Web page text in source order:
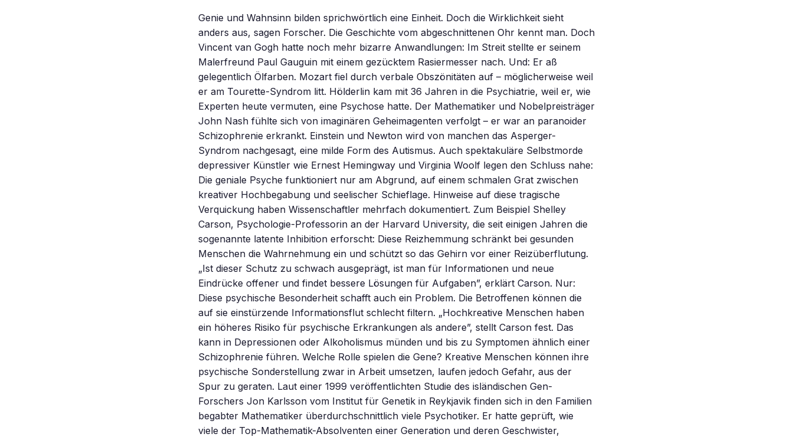
Genie und Wahnsinn bilden sprichwörtlich eine Einheit. Doch die Wirklichkeit sieht
anders aus, sagen Forscher. Die Geschichte vom abgeschnittenen Ohr kennt man. Doch
Vincent van Gogh hatte noch mehr bizarre Anwandlungen: Im Streit stellte er seinem
Malerfreund Paul Gauguin mit einem gezücktem Rasiermesser nach. Und: Er aß
gelegentlich Ölfarben. Mozart fiel durch verbale Obszönitäten auf – möglicherweise weil
er am Tourette-Syndrom litt. Hölderlin kam mit 36 Jahren in die Psychiatrie, weil er, wie
Experten heute vermuten, eine Psychose hatte. Der Mathematiker und Nobelpreisträger
John Nash fühlte sich von imaginären Geheimagenten verfolgt – er war an paranoider
Schizophrenie erkrankt. Einstein und Newton wird von manchen das Asperger-
Syndrom nachgesagt, eine milde Form des Autismus. Auch spektakuläre Selbstmorde
depressiver Künstler wie Ernest Hemingway und Virginia Woolf legen den Schluss nahe:
Die geniale Psyche funktioniert nur am Abgrund, auf einem schmalen Grat zwischen
kreativer Hochbegabung und seelischer Schieflage. Hinweise auf diese tragische
Verquickung haben Wissenschaftler mehrfach dokumentiert. Zum Beispiel Shelley
Carson, Psychologie-Professorin an der Harvard University, die seit einigen Jahren die
sogenannte latente Inhibition erforscht: Diese Reizhemmung schränkt bei gesunden
Menschen die Wahrnehmung ein und schützt so das Gehirn vor einer Reizüberflutung.
„Ist dieser Schutz zu schwach ausgeprägt, ist man für Informationen und neue
Eindrücke offener und findet bessere Lösungen für Aufgaben”, erklärt Carson. Nur:
Diese psychische Besonderheit schafft auch ein Problem. Die Betroffenen können die
auf sie einstürzende Informationsflut schlecht filtern. „Hochkreative Menschen haben
ein höheres Risiko für psychische Erkrankungen als andere”, stellt Carson fest. Das
kann in Depressionen oder Alkoholismus münden und bis zu Symptomen ähnlich einer
Schizophrenie führen. Welche Rolle spielen die Gene? Kreative Menschen können ihre
psychische Sonderstellung zwar in Arbeit umsetzen, laufen jedoch Gefahr, aus der
Spur zu geraten. Laut einer 1999 veröffentlichten Studie des isländischen Gen-
Forschers Jon Karlsson vom Institut für Genetik in Reykjavik finden sich in den Familien
begabter Mathematiker überdurchschnittlich viele Psychotiker. Er hatte geprüft, wie
viele der Top-Mathematik-Absolventen einer Generation und deren Geschwister,